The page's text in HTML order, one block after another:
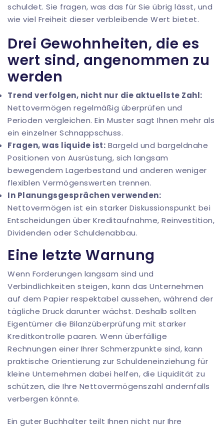
schuldet. Sie fragen, was das für Sie übrig lässt, und
wie viel Freiheit dieser verbleibende Wert bietet.
Drei Gewohnheiten, die es
wert sind, angenommen zu
werden
Trend verfolgen, nicht nur die aktuellste Zahl:
Nettovermögen regelmäßig überprüfen und
Perioden vergleichen. Ein Muster sagt Ihnen mehr als
ein einzelner Schnappschuss.
Fragen, was liquide ist: Bargeld und bargeldnahe
Positionen von Ausrüstung, sich langsam
bewegendem Lagerbestand und anderen weniger
flexiblen Vermögenswerten trennen.
In Planungsgesprächen verwenden:
Nettovermögen ist ein starker Diskussionspunkt bei
Entscheidungen über Kreditaufnahme, Reinvestition,
Dividenden oder Schuldenabbau.
Eine letzte Warnung
Wenn Forderungen langsam sind und
Verbindlichkeiten steigen, kann das Unternehmen
auf dem Papier respektabel aussehen, während der
tägliche Druck darunter wächst. Deshalb sollten
Eigentümer die Bilanzüberprüfung mit starker
Kreditkontrolle paaren. Wenn überfällige
Rechnungen einer Ihrer Schmerzpunkte sind, kann
praktische Orientierung zur Schuldeneinziehung für
kleine Unternehmen dabei helfen, die Liquidität zu
schützen, die Ihre Nettovermögenszahl andernfalls
verbergen könnte.
Ein guter Buchhalter teilt Ihnen nicht nur Ihre